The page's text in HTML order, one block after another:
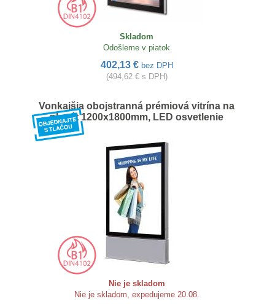
Skladom
Odošleme v piatok
402,13 € bez DPH
(494,62 € s DPH)
Vonkajšia obojstranná prémiová vitrína na
plagát 1200x1800mm, LED osvetlenie
Nie je skladom
Nie je skladom, expedujeme 20.08.